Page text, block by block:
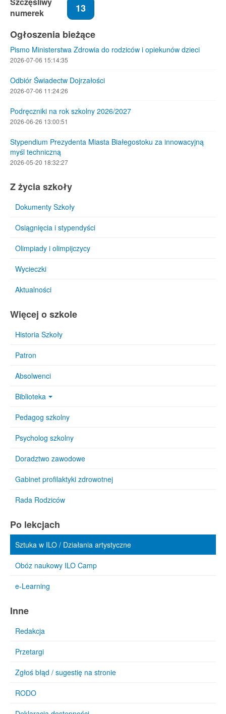
numerek
13
Ogłoszenia bieżące
Pismo Ministerstwa Zdrowia do rodziców i opiekunów dzieci
2026-07-06 15:14:35
Odbiór Świadectw Dojrzałości
2026-07-06 11:24:26
Podręczniki na rok szkolny 2026/2027
2026-06-26 13:00:51
Stypendium Prezydenta Miasta Białegostoku za innowacyjną
myśl techniczną
2026-05-20 18:32:27
Z życia szkoły
Dokumenty Szkoły
Osiągnięcia i stypendyści
Olimpiady i olimpijczycy
Wycieczki
Aktualności
Więcej o szkole
Historia Szkoły
Patron
Absolwenci
Biblioteka
Pedagog szkolny
Psycholog szkolny
Doradztwo zawodowe
Gabinet profilaktyki zdrowotnej
Rada Rodziców
Po lekcjach
Sztuka w ILO / Działania artystyczne
Obóz naukowy ILO Camp
e-Learning
Inne
Redakcja
Przetargi
Zgłoś błąd / sugestię na stronie
RODO